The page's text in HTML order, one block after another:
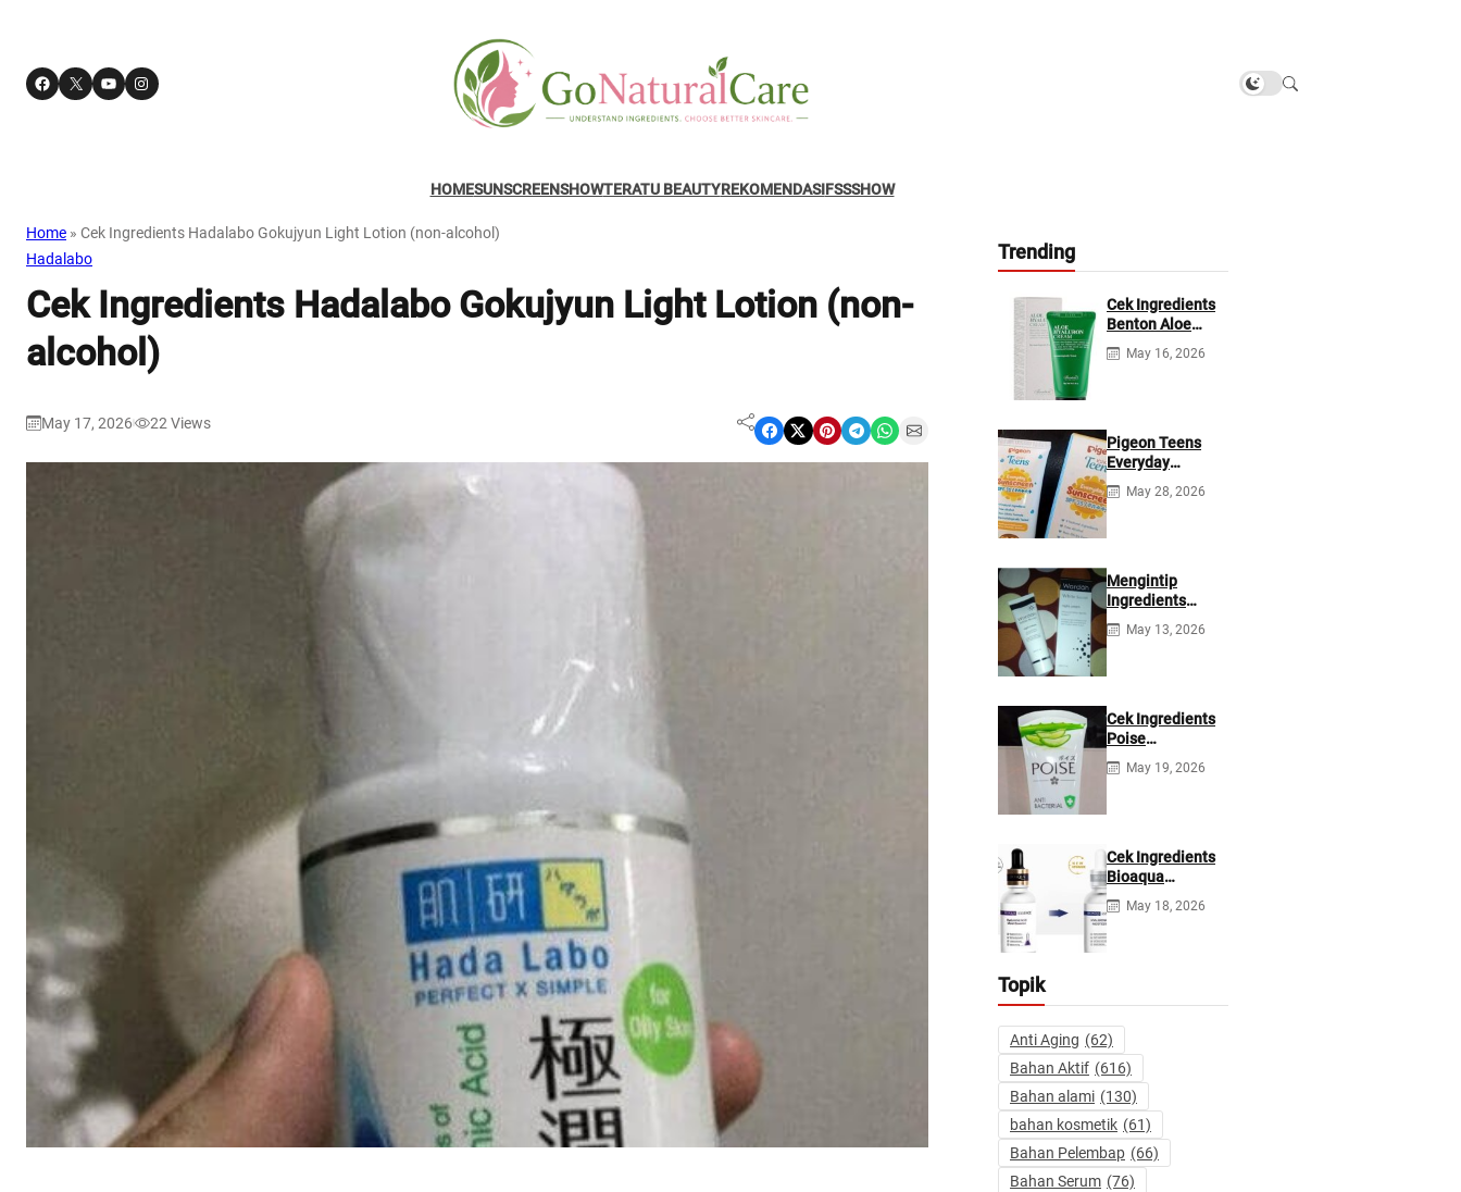
Facebook X YouTube Instagram
HOMESUNSCREENSHOWTERATU BEAUTYREKOMENDASIFSSSHOW
Home » Cek Ingredients Hadalabo Gokujyun Light Lotion (non-alcohol)
Hadalabo
Cek Ingredients Hadalabo Gokujyun Light Lotion (non-
alcohol)
May 17, 2026 22 Views Share on Facebook Share on X Share on Pinterest Share on Telegram Share on WhatsApp Share on Email
Trending
Cek Ingredients
Benton Aloe
Hyaluron Cream
May 16, 2026
Pigeon Teens
Everyday
Sunscreen SPF
35 PA+++
May 28, 2026
Mengintip
Ingredients
Wardah White
Secret Night
May 13, 2026
Cek Ingredients
Poise
Antibacterial
Facial Foam
May 19, 2026
Cek Ingredients
Bioaqua
Hyaluronic acid
Serum
May 18, 2026
Topik
Anti Aging (62)
Bahan Aktif (616)
Bahan alami (130)
bahan kosmetik (61)
Bahan Pelembap (66)
Bahan Serum (76)